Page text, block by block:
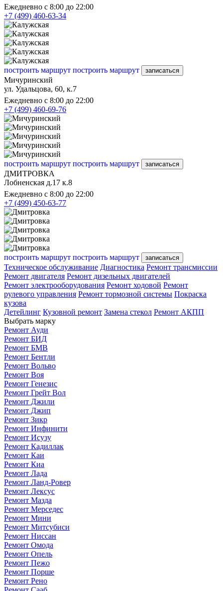
Ежедневно с 8:00 до 22:00
+7 (499) 460-63-34
построить маршрут построить маршрут записаться
Мичуринский
ул. Удальцова, 60, к.7
Ежедневно с 8:00 до 22:00
+7 (499) 460-69-76
построить маршрут построить маршрут записаться
ДМИТРОВКА
Лобненская д.17 к.8
Ежедневно с 8:00 до 22:00
+7 (499) 450-63-77
построить маршрут построить маршрут записаться
Техническое обслуживание Диагностика Ремонт трансмиссии
Ремонт двигателя Ремонт дизельных двигателей
Ремонт электрооборудования Ремонт ходовой Ремонт
рулевого управления Ремонт тормозной системы Покраска
кузова
Детейлинг Кузовной ремонт Замена стекол Ремонт АКПП
Выбрать марку
Ремонт Ауди
Ремонт БИД
Ремонт БМВ
Ремонт Бентли
Ремонт Вольво
Ремонт Воя
Ремонт Генезис
Ремонт Грейт Вол
Ремонт Джили
Ремонт Джип
Ремонт Зикр
Ремонт Инфинити
Ремонт Исузу
Ремонт Кадиллак
Ремонт Каи
Ремонт Киа
Ремонт Лада
Ремонт Ланд-Ровер
Ремонт Лексус
Ремонт Мазда
Ремонт Мерседес
Ремонт Мини
Ремонт Митсубиси
Ремонт Ниссан
Ремонт Омода
Ремонт Опель
Ремонт Пежо
Ремонт Порше
Ремонт Рено